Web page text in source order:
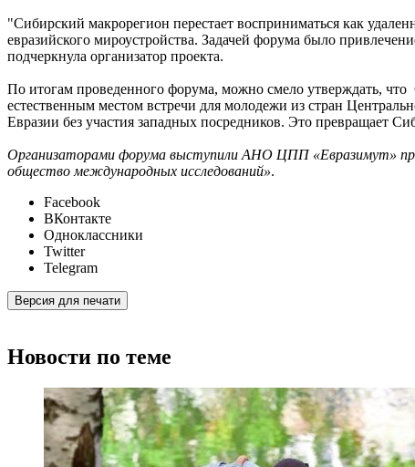
"Сибирский макрорегион перестает восприниматься как
евразийского мироустройства. Задачей форума было
подчеркнула организатор проекта.
По итогам проведенного форума, можно смело утверждать,
естественным местом встречи для молодежи из стран
Евразии без участия западных посредников. Это превращает
Организаторами форума выступили АНО ЦПП «Евразимут»
общество международных исследований».
Facebook
ВКонтакте
Одноклассники
Twitter
Telegram
Версия для печати
Новости по теме